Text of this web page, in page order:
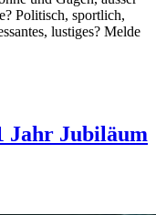
Politisch, sportlich,
lustiges? Melde
Jahr Jubiläum